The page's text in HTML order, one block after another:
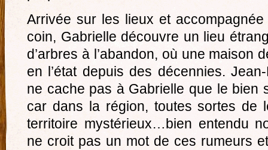
Arrivée sur les lieux et accompagnée
coin, Gabrielle découvre un lieu
d’arbres à l’abandon, où une maison
en l’état depuis des décennies.
ne cache pas à Gabrielle que le bien
car dans la région, toutes sortes de
territoire mystérieux…bien entendu
ne croit pas un mot de ces rumeurs